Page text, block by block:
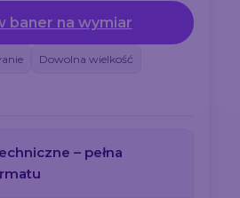
baner na wymiar
Dowolna wielkość
– pełna